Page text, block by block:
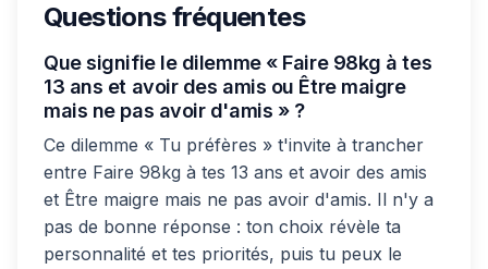
Questions fréquentes
Que signifie le dilemme « Faire 98kg à tes
13 ans et avoir des amis ou Être maigre
mais ne pas avoir d'amis » ?
Ce dilemme « Tu préfères » t'invite à trancher
entre Faire 98kg à tes 13 ans et avoir des amis
et Être maigre mais ne pas avoir d'amis. Il n'y a
pas de bonne réponse : ton choix révèle ta
personnalité et tes priorités, puis tu peux le